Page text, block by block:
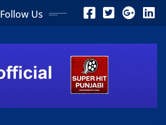
Follow Us